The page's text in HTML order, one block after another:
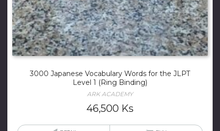
3000 Japanese Vocabulary Words for the JLPT
Level 1 (Ring Binding)
ARK ACADEMY
46,500 Ks